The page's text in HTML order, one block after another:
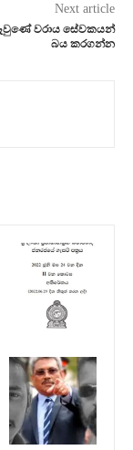
Next article
වරාය සේවකයන්
බය කරගන්න